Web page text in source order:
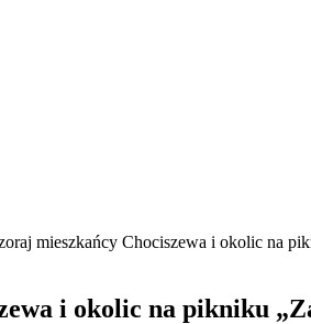
mieszkańcy Chociszewa i okolic na
i okolic na pikniku